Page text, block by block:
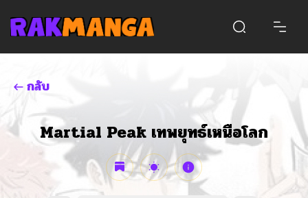
กลับ
Martial Peak เทพยุทธ์เหนือโลก